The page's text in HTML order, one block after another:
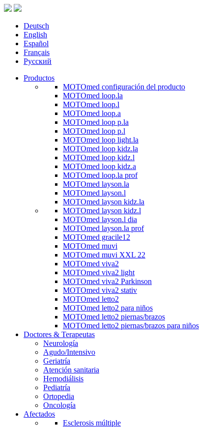
Deutsch
English
Español
Français
Русский
Productos
MOTOmed configuración del producto
MOTOmed loop.la
MOTOmed loop.l
MOTOmed loop.a
MOTOmed loop p.la
MOTOmed loop p.l
MOTOmed loop light.la
MOTOmed loop kidz.la
MOTOmed loop kidz.l
MOTOmed loop kidz.a
MOTOmed loop.la prof
MOTOmed layson.la
MOTOmed layson.l
MOTOmed layson kidz.la
MOTOmed layson kidz.l
MOTOmed layson.l dia
MOTOmed layson.la prof
MOTOmed gracile12
MOTOmed muvi
MOTOmed muvi XXL 22
MOTOmed viva2
MOTOmed viva2 light
MOTOmed viva2 Parkinson
MOTOmed viva2 stativ
MOTOmed letto2
MOTOmed letto2 para niños
MOTOmed letto2 piernas/brazos
MOTOmed letto2 piernas/brazos para niños
Doctores & Terapeutas
Neurología
Agudo/Intensivo
Geriatría
Atención sanitaria
Hemodiálisis
Pediatría
Ortopedia
Oncología
Afectados
Esclerosis múltiple